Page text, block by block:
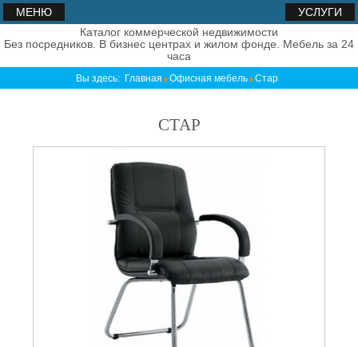
МЕНЮ
УСЛУГИ
Каталог коммерческой недвижимости
Без посредников. В бизнес центрах и жилом фонде. Мебель за 24
часа
Вы здесь: Главная Офисная мебель Стар
СТАР